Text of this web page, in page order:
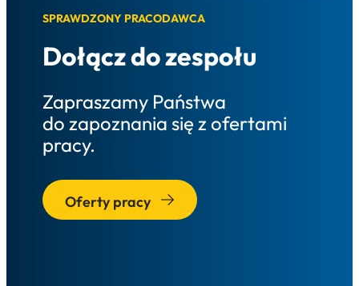
SPRAWDZONY PRACODAWCA
Dołącz do zespołu
Zapraszamy Państwa
do zapoznania się z ofertami
pracy.
Oferty pracy